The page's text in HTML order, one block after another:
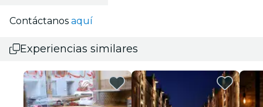
Contáctanos aquí
Experiencias similares